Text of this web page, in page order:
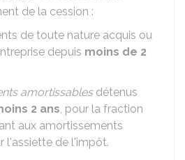
de la cession :
de toute nature acquis ou
depuis moins de 2
amortissablesdétenus
2 ans, pour la fraction
aux amortissements
l'assiette de l'impôt.